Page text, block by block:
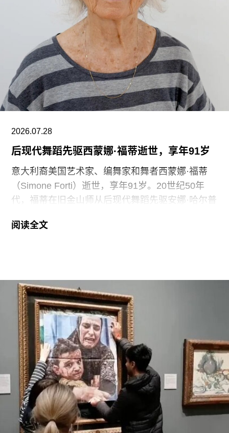
“这种展示我们文化遗产的创新模式，竟是由那些连
上厕所或喝口水都得不到充分保障的员工来实现
的，”Prospect工会秘书长迈克·克兰西（Mike
Clancy）告诉《卫报》。“如果参观者得知，工会一
直反对的那些存在于亚马逊等企业的劳动实践，竟
然也存在于一家国际知名的文化机构时，他们一定
会感到震惊。”
V&A东馆典藏库的员工正在争取两次各15分钟的带
薪休息时间。工会成员还要求V&A在一年内获得“伦
2026.07.28
后现代舞蹈先驱西蒙娜·福蒂逝世，享年91岁
意大利裔美国艺术家、编舞家和舞者西蒙娜·福蒂
（Simone Forti）逝世，享年91岁。20世纪50年
代，福蒂在旧金山师从后现代舞蹈先驱安娜·哈尔普
品系列“舞蹈构造”（Dance Constructions）迅速崭
顿（Steve Paxton）产生了深远影响，促使两人共
同创立了贾德森舞蹈剧院（Judson Dance
Theater），其成员在此后十年间重塑了现代舞的
发展轨迹。多年后，帕克斯顿曾写道：“福蒂这组激
进的作品，就像一颗投入平静池塘中的石子，激起
的涟漪不断向外扩散。”
福蒂于1935年3月25日出生于意大利佛罗伦萨的一
个犹太家庭。三年后，当法西斯领导人贝尼托·墨索
里尼（Benito Mussolini）开始剥夺意大利犹太人的
公民身份时，福蒂全家逃往美国，最终定居洛杉
阅读全文